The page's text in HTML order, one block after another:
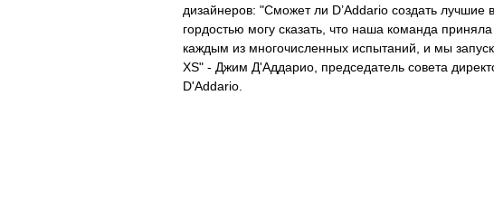
дизайнеров: "Сможет ли D’Addario создать
гордостью могу сказать, что наша команда
каждым из многочисленных испытаний, и мы
XS" - Джим Д'Aддарио, председатель совета
D'Addario.